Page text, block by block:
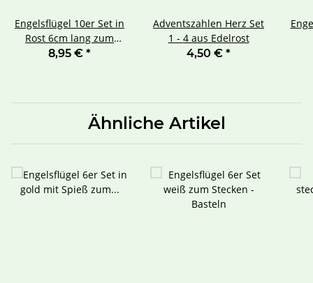
Engelsflügel 10er Set in
Rost 6cm lang zum
hängen
8,95 € *
Adventszahlen Herz Set
1 - 4 aus Edelrost
4,50 € *
Ähnliche Artikel